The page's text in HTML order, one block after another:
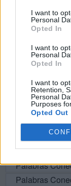
I want to
Personal
Opted In
I want to
Personal
Opted In
I want to
Retention,
Personal
Purposes
Opted Out
I R
Por favor
Palabras
Palabras
Palabras
Palabras
Palabras